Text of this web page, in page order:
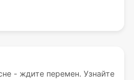
- ждите перемен. Узнайте